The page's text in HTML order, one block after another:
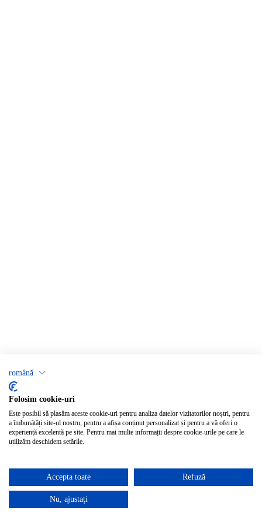
română
Folosim cookie-uri
Este posibil să plasăm aceste cookie-uri pentru analiza datelor vizitatorilor noștri, pentru
a îmbunătăți site-ul nostru, pentru a afișa conținut personalizat și pentru a vă oferi o
experiență excelentă pe site. Pentru mai multe informații despre cookie-urile pe care le
utilizăm deschidem setările.
Accepta toate Refuză
Nu, ajustați